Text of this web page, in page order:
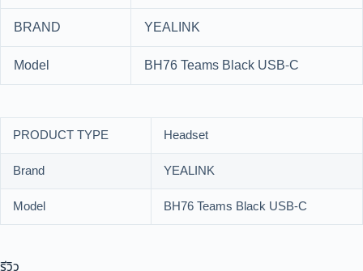
BRAND
YEALINK
Model
BH76 Teams Black USB-C
PRODUCT TYPE
Headset
Brand
YEALINK
Model
BH76 Teams Black USB-C
รีวิว